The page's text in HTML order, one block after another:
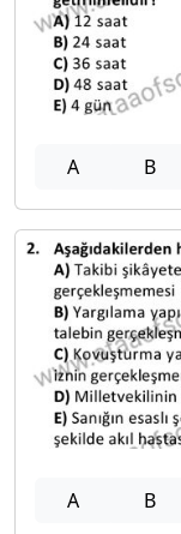
A B
A B